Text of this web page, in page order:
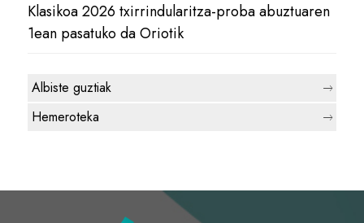
Klasikoa 2026 txirrindularitza-proba abuztuaren
1ean pasatuko da Oriotik
Albiste guztiak
Hemeroteka